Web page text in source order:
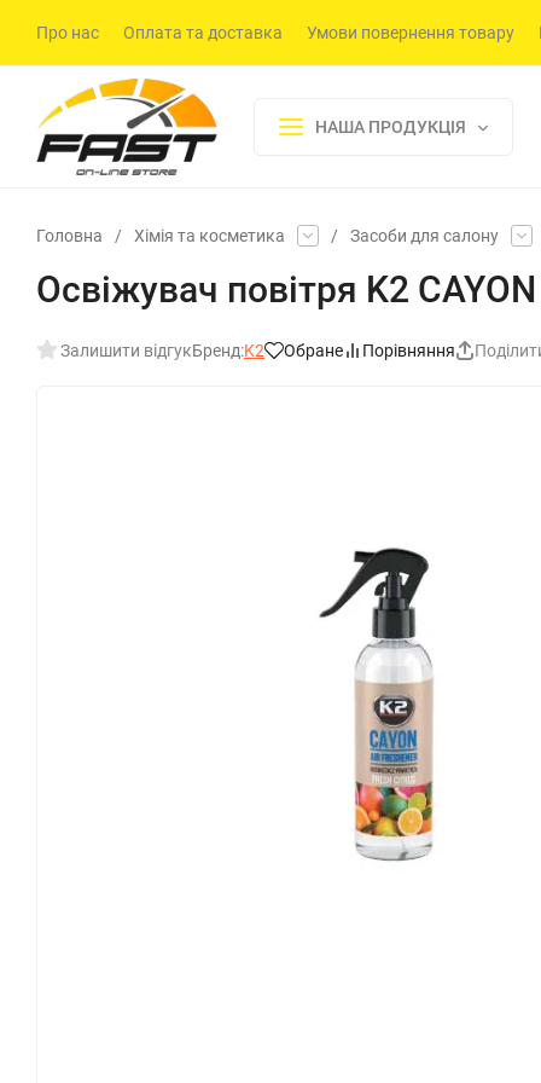
Про нас Оплата та доставка Умови повернення товару
НАША ПРОДУКЦІЯ
Головна / Хімія та косметика / Засоби для салону
Освіжувач повітря K2
Залишити відгукБренд:K2 Обране Порівняння